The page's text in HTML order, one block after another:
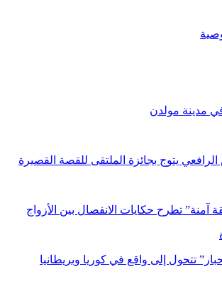
مدينة مولدن
الرافعي يتوج بجائزة الملتقى للقصة القصيرة
آمنة” تطرح حكايات الانفصال بين الأزواج
تتحول إلى واقع في كوريا وبريطانيا